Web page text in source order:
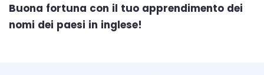
Buona fortuna con il tuo apprendimento dei
nomi dei paesi in inglese!